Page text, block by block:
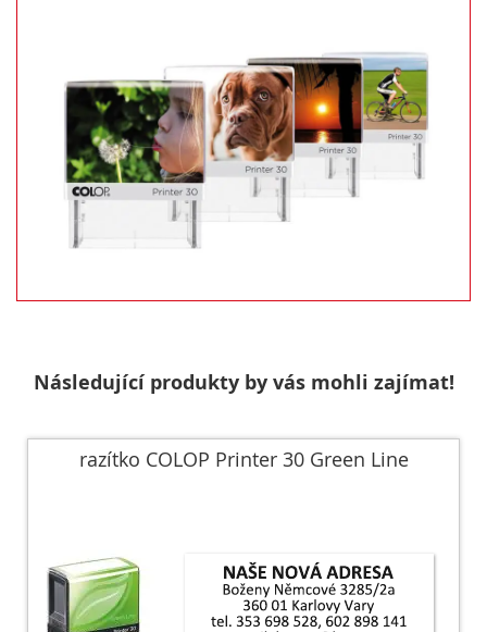
Následující produkty by vás mohli zajímat!
razítko COLOP Printer 30 Green Line